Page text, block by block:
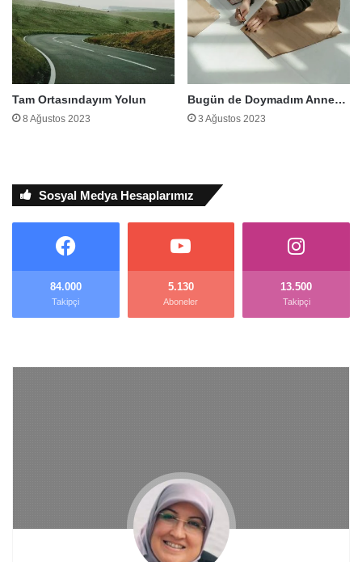
Tam Ortasındayım Yolun
8 Ağustos 2023
Bugün de Doymadım Anne…
3 Ağustos 2023
Sosyal Medya Hesaplarımız
84.000
Takipçi
5.130
Aboneler
13.500
Takipçi